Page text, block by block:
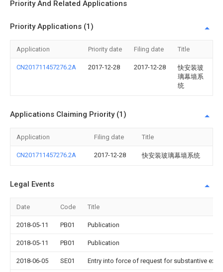
Priority And Related Applications
Priority Applications (1)
Application Priority date Filing date Title
CN201711457276.2A 2017-12-28 2017-12-28
快安装玻
璃幕墙系
统
Applications Claiming Priority (1)
Application Filing date Title
CN201711457276.2A 2017-12-28 快安装玻璃幕墙系统
Legal Events
Date Code Title
2018-05-11 PB01 Publication
2018-05-11 PB01 Publication
2018-06-05 SE01 Entry into force of request for substantive